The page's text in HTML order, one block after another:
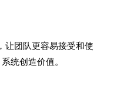
让团队更容易接受和使
统创造价值。